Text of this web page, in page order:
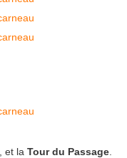
, et la Tour du Passage